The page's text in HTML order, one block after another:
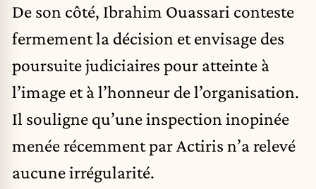
De son côté, Ibrahim Ouassari conteste
fermement la décision et envisage des
poursuite judiciaires pour atteinte à
l’image et à l’honneur de l’organisation.
Il souligne qu’une inspection inopinée
menée récemment par Actiris n’a relevé
aucune irrégularité.